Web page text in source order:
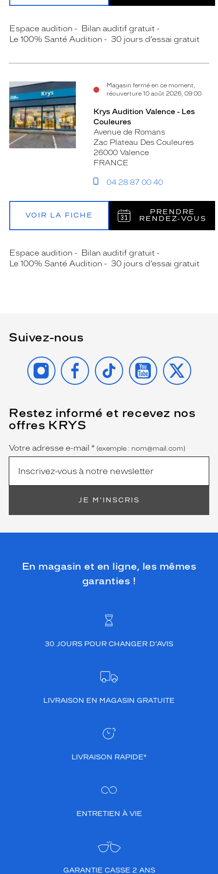
Espace audition
Bilan auditif gratuit
Le 100% Santé Audition
30 jours d’essai gratuit
Magasin fermé en ce moment,
réouverture 10 août 2026, 09:00
Krys Audition Valence - Les
Couleures
Avenue de Romans
Zac Plateau Des Couleures
26000 Valence
FRANCE
04 28 87 00 40
VOIR LA FICHE
PRENDRE
RENDEZ‑VOUS
Espace audition
Bilan auditif gratuit
Le 100% Santé Audition
30 jours d’essai gratuit
Suivez-nous
INSTAGRAMFACEBOOK
TIKTOK YOUTUBE
X
Restez informé et recevez nos
offres KRYS
Name
Votre adresse e-mail *
(Ce
champ
est
obligatoire)
(exemple : nom@mail.com)
JE M'INSCRIS
En magasin et en ligne, les mêmes
garanties !
30 JOURS POUR CHANGER D’AVIS
LIVRAISON EN MAGASIN GRATUITE
LIVRAISON RAPIDE*
ENTRETIEN À VIE
GARANTIE CASSE 2 ANS